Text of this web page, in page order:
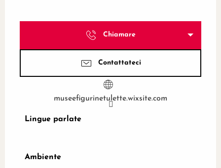
Chiamare
Contattateci
museefigurinetulette.wixsite.com
Lingue parlate
Lingue parlate
Ambiente
Ambiente